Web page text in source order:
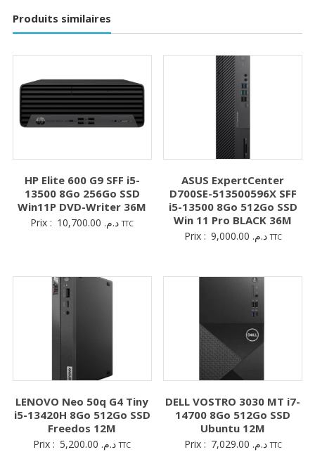
Produits similaires
HP Elite 600 G9 SFF i5-
13500 8Go 256Go SSD
Win11P DVD-Writer 36M
Prix : د.م. TTC
ASUS ExpertCenter
D700SE-513500596X SFF
i5-13500 8Go 512Go SSD
Win 11 Pro BLACK 36M
Prix : د.م. TTC
LENOVO Neo 50q G4 Tiny
i5-13420H 8Go 512Go SSD
Freedos 12M
Prix : د.م. TTC
DELL VOSTRO 3030 MT i7-
14700 8Go 512Go SSD
Ubuntu 12M
Prix : د.م. TTC